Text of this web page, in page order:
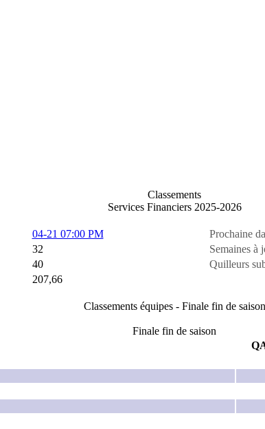
Classements
Services Financiers 2025-2026
04-21 07:00 PM Prochaine
32 Semaines à
40 Quilleurs
207,66
Classements équipes - Finale fin de saison
Finale fin de saison